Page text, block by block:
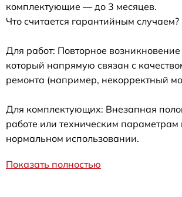
комплектующие — до 3 месяцев.
Что считается гарантийным случаем?
Для работ: Повторное
который напрямую связан с
ремонта (например, некорректный
Для комплектующих: Внезапная
работе или техническим параметрам
нормальном использовании.
Показать полностью